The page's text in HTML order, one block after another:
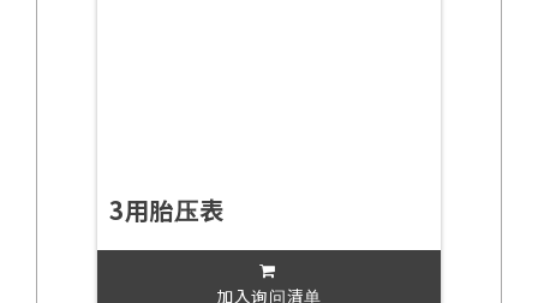
3用胎压表
加入询问清单